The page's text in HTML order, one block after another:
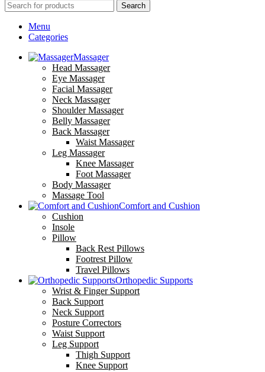
Search
Menu
Categories
Massager
Head Massager
Eye Massager
Facial Massager
Neck Massager
Shoulder Massager
Belly Massager
Back Massager
Waist Massager
Leg Massager
Knee Massager
Foot Massager
Body Massager
Massage Tool
Comfort and Cushion
Cushion
Insole
Pillow
Back Rest Pillows
Footrest Pillow
Travel Pillows
Orthopedic Supports
Wrist & Finger Support
Back Support
Neck Support
Posture Correctors
Waist Support
Leg Support
Thigh Support
Knee Support